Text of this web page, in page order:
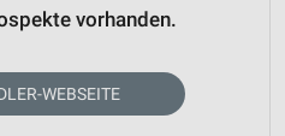
vorhanden.
WEBSEITE